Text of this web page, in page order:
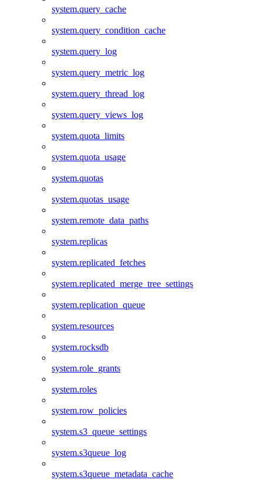
system.query_cache
system.query_condition_cache
system.query_log
system.query_metric_log
system.query_thread_log
system.query_views_log
system.quota_limits
system.quota_usage
system.quotas
system.quotas_usage
system.remote_data_paths
system.replicas
system.replicated_fetches
system.replicated_merge_tree_settings
system.replication_queue
system.resources
system.rocksdb
system.role_grants
system.roles
system.row_policies
system.s3_queue_settings
system.s3queue_log
system.s3queue_metadata_cache